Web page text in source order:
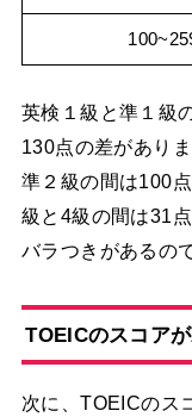
英検１級と準１級
130点の差があり
準２級の間は100
級と4級の間は31
バラつきがあるの
TOEICのスコア
次に、TOEICのス